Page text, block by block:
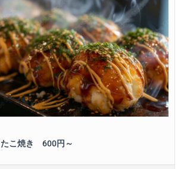
たこ焼き 600円～